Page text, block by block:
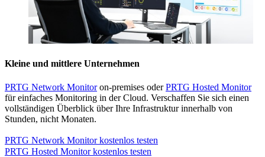
Kleine und mittlere Unternehmen
PRTG Network Monitoron-premises oderPRTG Hosted Monitor
für einfaches Monitoring in der Cloud. Verschaffen Sie sich einen
vollständigen Überblick über Ihre Infrastruktur innerhalb von
Stunden, nicht Monaten.
PRTG Network Monitor kostenlos testen
PRTG Hosted Monitor kostenlos testen